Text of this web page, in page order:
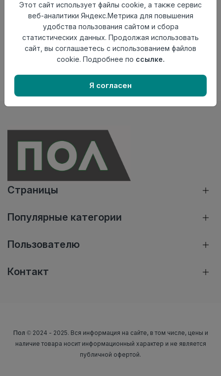
Осталось35 шт
Добавить в корзину
Внимание! Внешний вид товара может отличаться от
представленного на настоящем сайте. Проверяйте
в момент приобретения товара.
Страницы
Популярные категории
Пользователю
Контакт
Пол © 2024 - 2025. Вся информация на сайте, в том числе, цены и
наличие товара носит информационный характер и не является
публичной офертой.
Этот сайт использует файлы cookie, а также сервис
веб-аналитики Яндекс.Метрика для повышения
удобства пользования сайтом и сбора
статистических данных. Продолжая использовать
сайт, вы соглашаетесь с использованием файлов
cookie. Подробнее по ссылке.
Я согласен